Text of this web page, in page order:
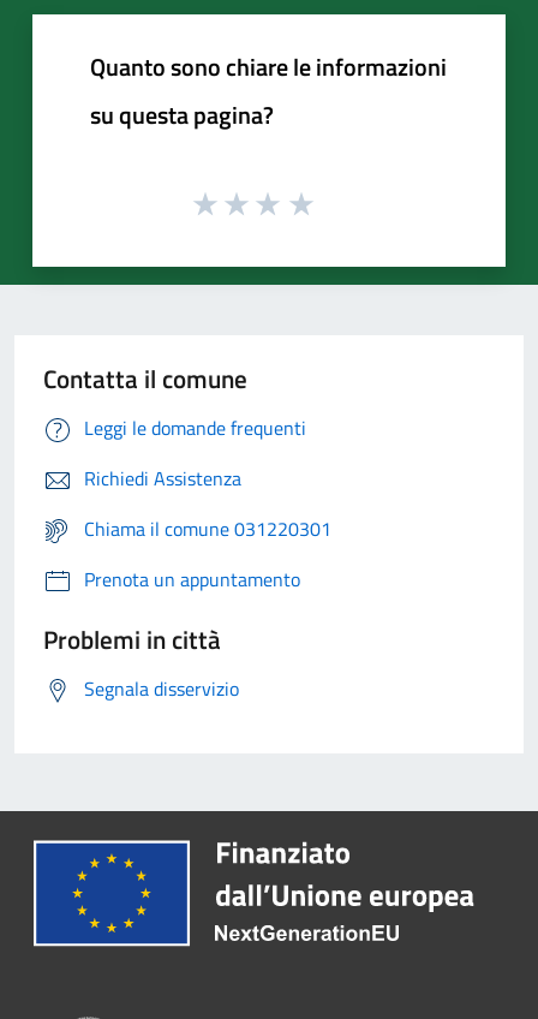
Quanto sono chiare le informazioni
su questa pagina?
Contatta il comune
Leggi le domande frequenti
Richiedi Assistenza
Chiama il comune 031220301
Prenota un appuntamento
Problemi in città
Segnala disservizio